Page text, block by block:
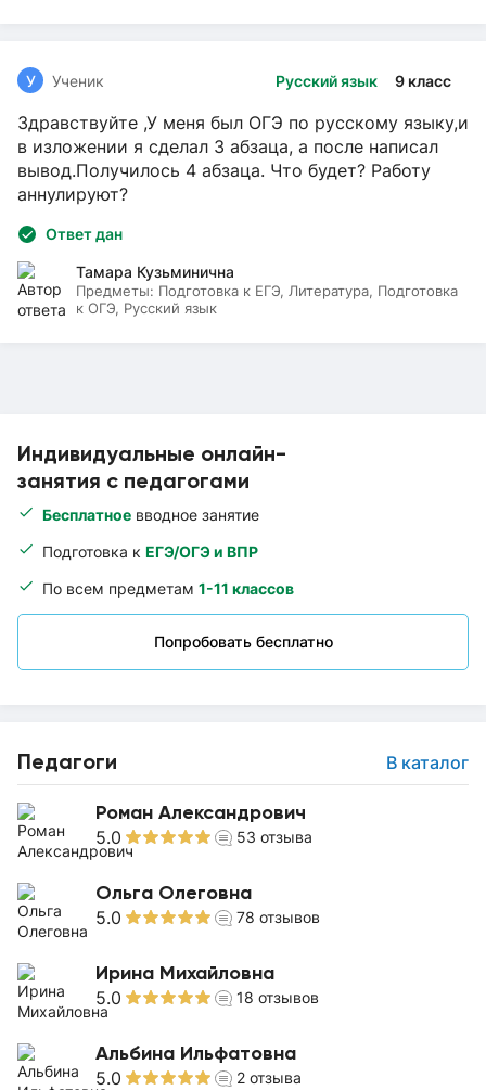
Индивидуальные онлайн-
занятия с педагогами
Бесплатное вводное занятие
Подготовка к ЕГЭ/ОГЭ и ВПР
По всем предметам 1-11 классов
Попробовать бесплатно
Педагоги В каталог
Роман Александрович
5.0 53 отзыва
Ольга Олеговна
5.0 78 отзывов
Ирина Михайловна
5.0 18 отзывов
Альбина Ильфатовна
5.0 2 отзыва
Русский язык 9 класс
У Ученик
Здравствуйте ,У меня был ОГЭ по русскому языку,и
в изложении я сделал 3 абзаца, а после написал
вывод.Получилось 4 абзаца. Что будет? Работу
аннулируют?
Ответ дан
Тамара Кузьминична
Предметы: Подготовка к ЕГЭ, Литература, Подготовка
к ОГЭ, Русский язык